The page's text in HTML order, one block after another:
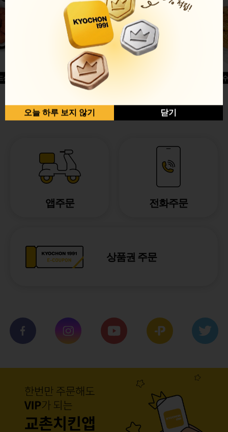
글윙
반반순살[레드+허니]
허니옥
앱주문 전화주문
상품권 주문
오늘 하루 보지 않기 닫기